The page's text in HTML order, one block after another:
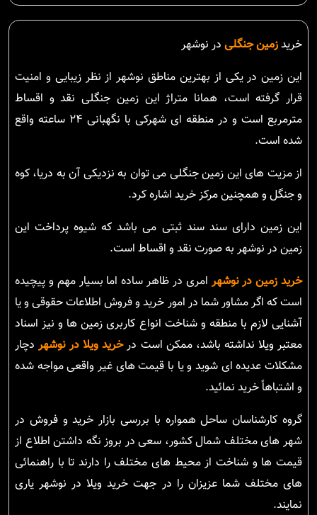
خریدزمین جنگلی در نوشهر
این زمین در یکی از بهترین مناطق نوشهر از نظر زیبایی و امنیت
قرار گرفته است، همانا متراژ این زمین جنگلی نقد و اقساط
مترمربع است و در منطقه ای شهرکی با نگهبانی ۲۴ ساعته واقع
شده است.
از مزیت های این زمین جنگلی می توان به نزدیکی آن به دریا، کوه
و جنگل و همچنین مرکز خرید اشاره کرد.
این زمین دارای سند سند ثبتی می باشد که شیوه پرداخت این
زمین در نوشهر به صورت نقد و اقساط است.
خرید زمین در نوشهر امری در ظاهر ساده اما بسیار مهم و پیچیده
است که اگر مشاور شما در امور خرید و فروش اطلاعات حقوقی و یا
آشنایی لازم با منطقه و شناخت انواع کاربری زمین ها و نیز اسناد
معتبر ویلا نداشته باشد، ممکن است درخرید ویلا در نوشهردچار
مشکلات عدیده ای شوید و یا با قیمت های غیر واقعی مواجه شده
و اشتباهاً خرید نمائید.
گروه کارشناسان ساحل همواره با بررسی بازار خرید و فروش در
شهر های مختلف شمال کشور، سعی در بروز نگه داشتن اطلاع از
قیمت ها و شناخت از محیط های مختلف را دارند تا با راهنمائی
های مختلف شما عزیزان را در جهت خرید ویلا در نوشهر یاری
نمایند.